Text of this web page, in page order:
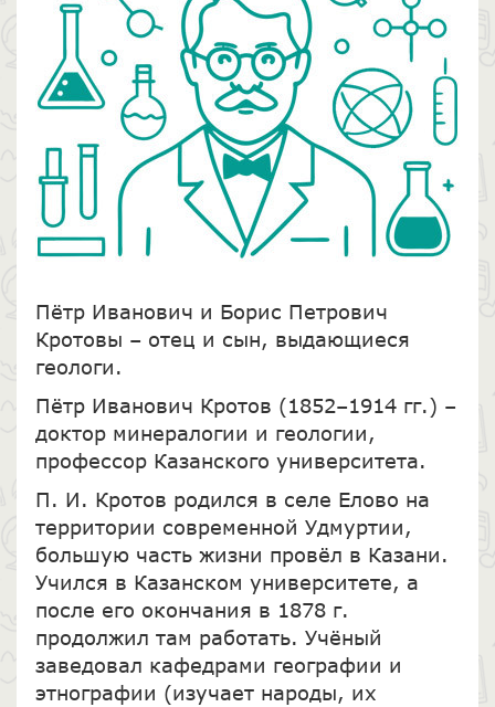
Пётр Иванович и Борис Петрович
Кротовы – отец и сын, выдающиеся
геологи.
Пётр Иванович Кротов (1852–1914 гг.) –
доктор минералогии и геологии,
профессор Казанского университета.
П. И. Кротов родился в селе Елово на
территории современной Удмуртии,
большую часть жизни провёл в Казани.
Учился в Казанском университете, а
после его окончания в 1878 г.
продолжил там работать. Учёный
заведовал кафедрами географии и
этнографии (изучает народы, их